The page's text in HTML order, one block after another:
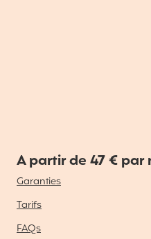
A partir de 47 € par
Garanties
Tarifs
FAQs